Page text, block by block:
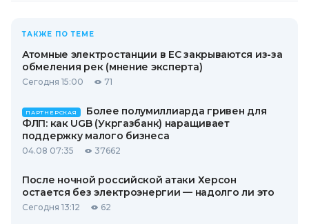
ТАКЖЕ ПО ТЕМЕ
Атомные электростанции в ЕС закрываются из-за
обмеления рек (мнение эксперта)
Сегодня 15:00 71
ПАРТНЕРСКАЯ
Более полумиллиарда гривен для
ФЛП: как UGB (Укргазбанк) наращивает
поддержку малого бизнеса
04.08 07:35 37662
После ночной российской атаки Херсон
остается без электроэнергии — надолго ли это
Сегодня 13:12 62